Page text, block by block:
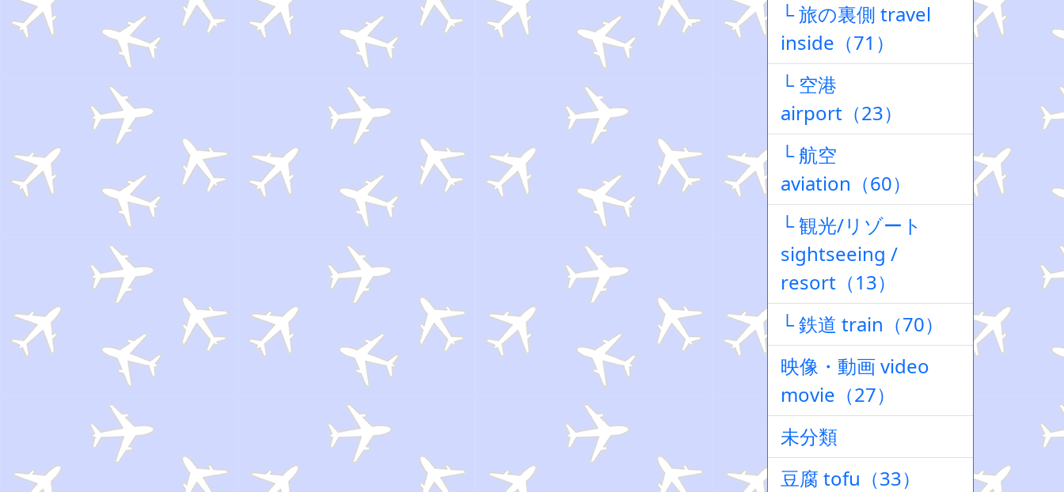
└ 旅の裏側 travel
inside（71）
└ 空港
airport（23）
└ 航空
aviation（60）
└ 観光/リゾート
sightseeing /
resort（13）
└ 鉄道 train（70）
映像・動画 video
movie（27）
未分類
豆腐 tofu（33）